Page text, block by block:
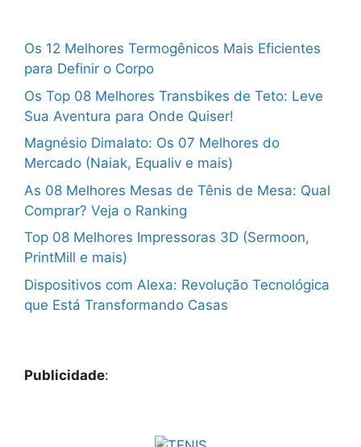
Os 12 Melhores Termogênicos Mais Eficientes
para Definir o Corpo
Os Top 08 Melhores Transbikes de Teto: Leve
Sua Aventura para Onde Quiser!
Magnésio Dimalato: Os 07 Melhores do
Mercado (Naiak, Equaliv e mais)
As 08 Melhores Mesas de Tênis de Mesa: Qual
Comprar? Veja o Ranking
Top 08 Melhores Impressoras 3D (Sermoon,
PrintMill e mais)
Dispositivos com Alexa: Revolução Tecnológica
que Está Transformando Casas
Publicidade: